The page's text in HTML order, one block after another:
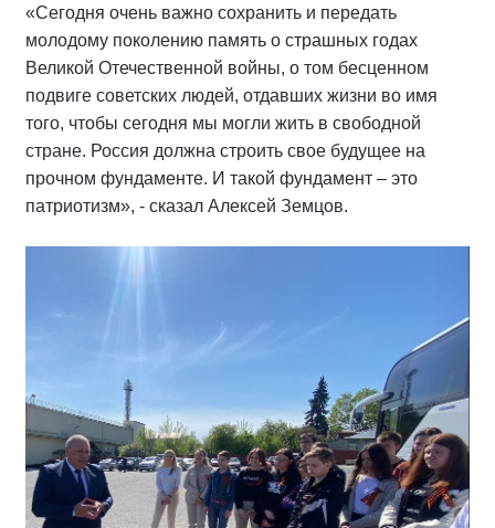
«Сегодня очень важно сохранить и передать
молодому поколению память о страшных годах
Великой Отечественной войны, о том бесценном
подвиге советских людей, отдавших жизни во имя
того, чтобы сегодня мы могли жить в свободной
стране. Россия должна строить свое будущее на
прочном фундаменте. И такой фундамент – это
патриотизм», - сказал Алексей Земцов.